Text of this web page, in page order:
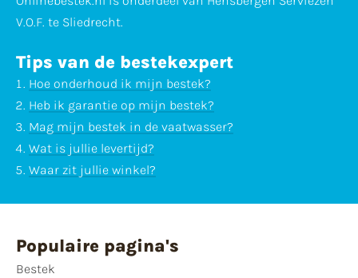
V.O.F. te Sliedrecht.
Tips van de bestekexpert
Hoe onderhoud ik mijn bestek?
Heb ik garantie op mijn bestek?
Mag mijn bestek in de vaatwasser?
Wat is jullie levertijd?
Waar zit jullie winkel?
Populaire pagina's
Bestek